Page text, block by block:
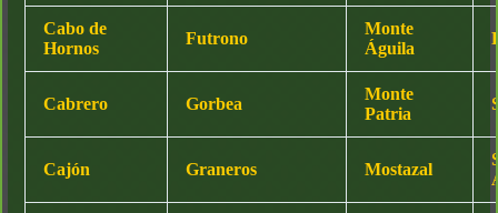
Cabo de
Hornos
Futrono
Monte
Águila
Cabrero Gorbea
Monte
Patria
Cajón Graneros Mostazal